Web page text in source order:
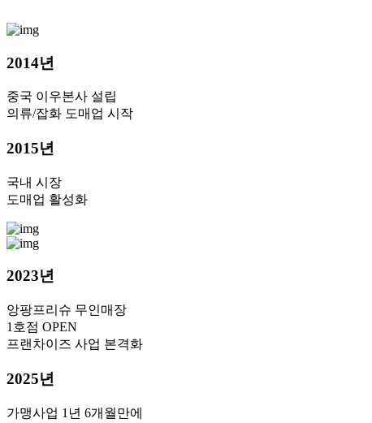
2014년
중국 이우본사 설립
의류/잡화 도매업 시작
2015년
국내 시장
도매업 활성화
2023년
앙팡프리슈 무인매장
1호점 OPEN
프랜차이즈 사업 본격화
2025년
가맹사업 1년 6개월만에